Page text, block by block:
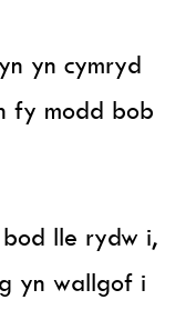
yn cymryd
fy modd bob
lle rydw i,
yn wallgof i